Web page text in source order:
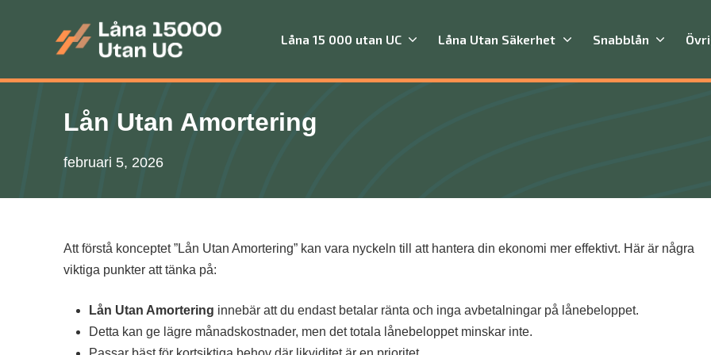
Låna 15 000 utan UC
Låna 15 000 utan UC Låna Utan Säkerhet Snabblån
Lån Utan Amortering
februari 5, 2026
Att förstå konceptet ”Lån Utan Amortering” kan vara nyckeln till att hantera din ekonomi mer effektivt. Här är några
viktiga punkter att tänka på:
Lån Utan Amortering innebär att du endast betalar ränta och inga avbetalningar på lånebeloppet.
Detta kan ge lägre månadskostnader, men det totala lånebeloppet minskar inte.